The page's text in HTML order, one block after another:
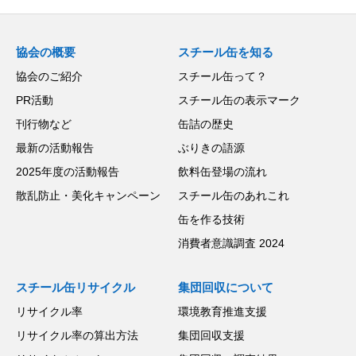
協会の概要
協会のご紹介
PR活動
刊行物など
最新の活動報告
2025年度の活動報告
散乱防止・美化キャンペーン
スチール缶を知る
スチール缶って？
スチール缶の表示マーク
缶詰の歴史
ぶりきの語源
飲料缶登場の流れ
スチール缶のあれこれ
缶を作る技術
消費者意識調査 2024
スチール缶リサイクル
リサイクル率
リサイクル率の算出方法
集団回収について
環境教育推進支援
集団回収支援